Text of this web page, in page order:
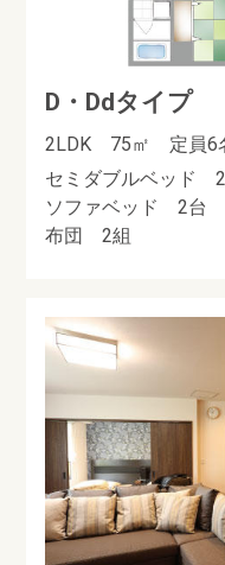
D・Ddタイプ
2LDK 75㎡ 定員6
セミダブルベッド
ソファベッド 2台
布団 2組